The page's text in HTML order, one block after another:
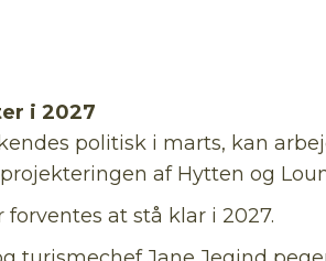
i 2027
politisk i marts, kan
af Hytten og
at stå klar i 2027.